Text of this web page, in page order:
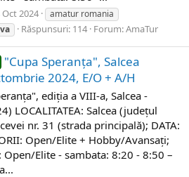
Oct 2024
amatur romania
Răspunsuri: 114 Forum:AmaTur
"Cupa Speranța", Salcea
2024, E/O + A/H
ediția a VIII-a, Salcea -
LOCALITATEA: Salcea (județul
nr. 31 (strada principală); DATA:
Open/Elite​ ​+ Hobby/Avansați;
Open/Elite​​ - sambata: 8:20 - 8:50 –